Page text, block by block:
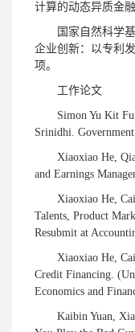
计算的动态异质金
国家自然科学
企业创新：以专利
项。
工作论文
Simon Yu Kit
Srinidhi.
Xiaoxiao He,
and Earnings
Xiaoxiao He,
Talents, Product
Resubmit at
Xiaoxiao He,
Credit Financing.
Economics and
Kaibin Yuan,